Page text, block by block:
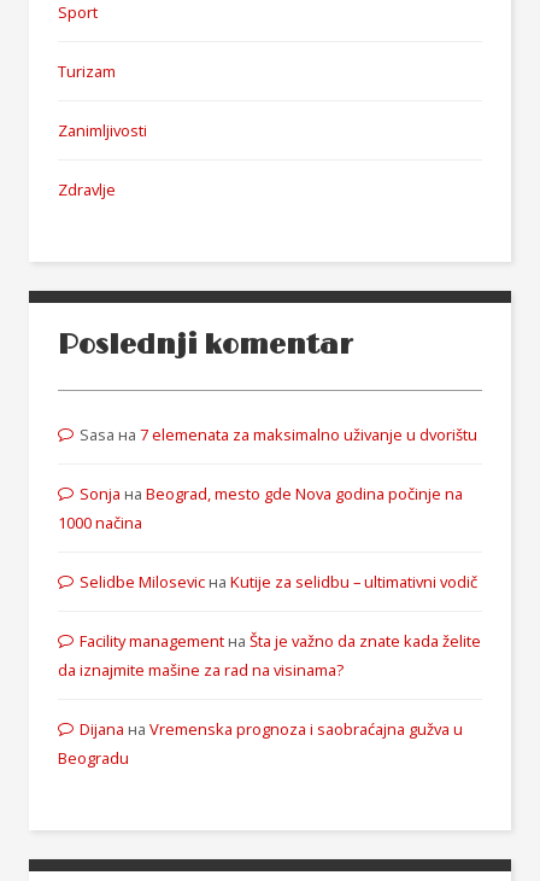
Sport
Turizam
Zanimljivosti
Zdravlje
Poslednji komentar
Sasa на 7 elemenata za maksimalno uživanje u dvorištu
Sonja на Beograd, mesto gde Nova godina počinje na
1000 načina
Selidbe Milosevicна Kutije za selidbu – ultimativni vodič
Facility managementна Šta je važno da znate kada želite
da iznajmite mašine za rad na visinama?
Dijana на Vremenska prognoza i saobraćajna gužva u
Beogradu